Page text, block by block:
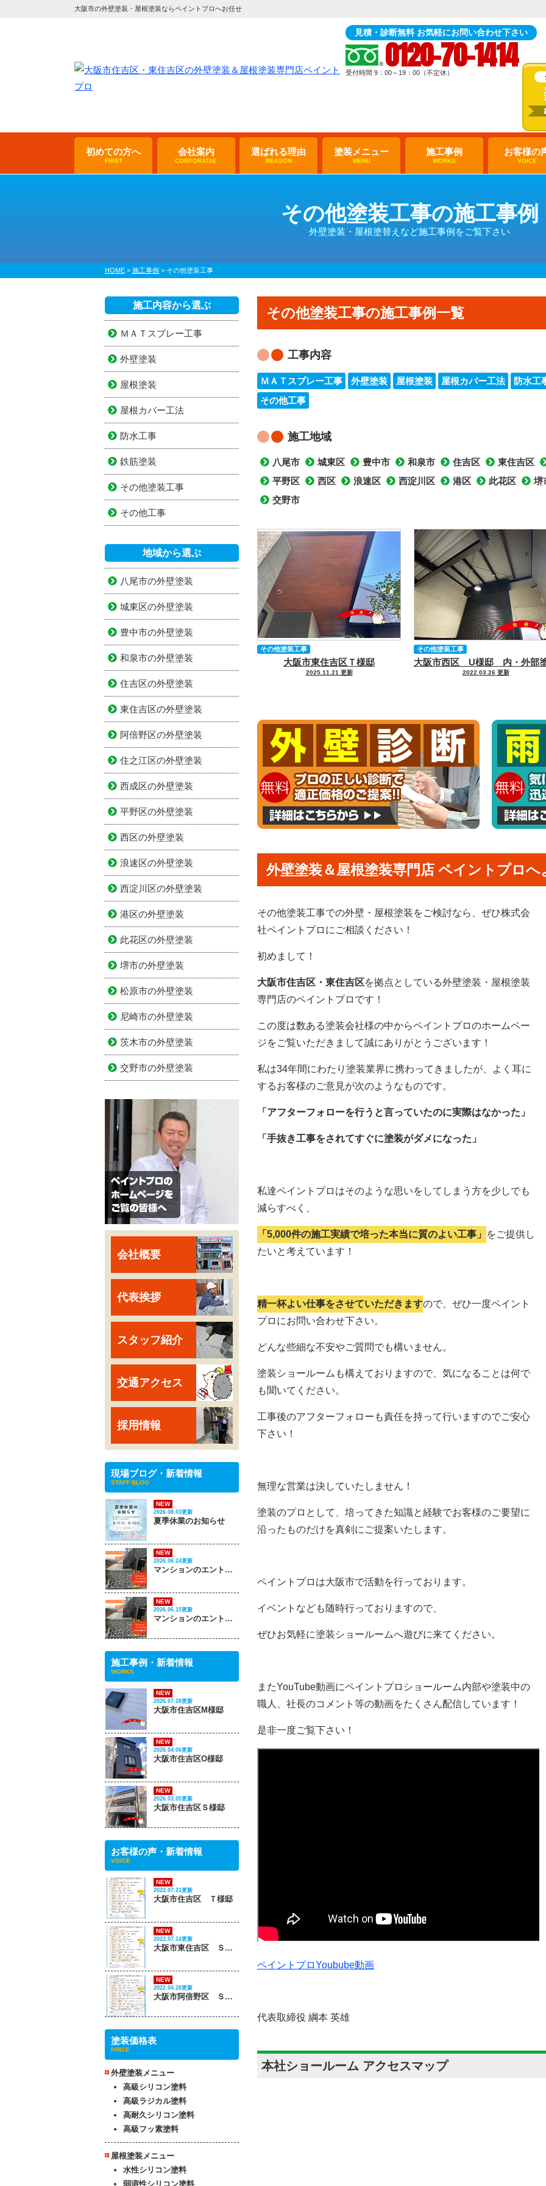
大阪市の外壁塗装・屋根塗装ならペイントプロへお任せ
見積・診断無料 お気軽にお問い合わせ下さい
0120-70-1414
受付時間 9：00～19：00（不定休）
初めての方へ
FIRST
会社案内
CORPORATAE
選ばれる理由
REASON
塗装メニュー
MENU
施工事例
WORKS
お客様の
VOICE
その他塗装工事の施工事例
外壁塗装・屋根塗替えなど施工事例をご覧下さい
HOME > 施工事例 > その他塗装工事
その他塗装工事の施工事例一覧
工事内容
ＭＡＴスプレー工事 外壁塗装 屋根塗装 屋根カバー工法
防水工
その他工事
施工地域
八尾市 城東区 豊中市 和泉市 住吉区
東住吉区
平野区
西区 浪速区 西淀川区 港区 此花区
堺
交野市
大阪市東住吉区Ｔ様邸
2025.11.21 更新
その他塗装工事
2022.03.26 更新
その他塗装工事
外壁塗装＆屋根塗装専門店 ペイントプロへ
その他塗装工事での外壁・屋根塗装をご検討なら、ぜひ株式会
社ペイントプロにご相談ください！
初めまして！
大阪市住吉区・東住吉区を拠点としている外壁塗装・屋根塗装
専門店のペイントプロです！
この度は数ある塗装会社様の中からペイントプロのホームペー
ジをご覧いただきまして誠にありがとうございます！
私は34年間にわたり塗装業界に携わってきましたが、よく耳に
するお客様のご意見が次のようなものです。
「アフターフォローを行うと言っていたのに実際はなかった」
「手抜き工事をされてすぐに塗装がダメになった」
私達ペイントプロはそのような思いをしてしまう方を少しでも
減らすべく、
「5,000件の施工実績で培った本当に質のよい工事」
をご提供し
たいと考えています！
精一杯よい仕事をさせていただきますので、ぜひ一度ペイント
プロにお問い合わせ下さい。
どんな些細な不安やご質問でも構いません。
塗装ショールームも構えておりますので、気になることは何で
も聞いてください。
工事後のアフターフォローも責任を持って行いますのでご安心
下さい！
無理な営業は決していたしません！
塗装のプロとして、培ってきた知識と経験でお客様のご要望に
沿ったものだけを真剣にご提案いたします。
ペイントプロは大阪市で活動を行っております。
イベントなども随時行っておりますので、
ぜひお気軽に塗装ショールームへ遊びに来てください。
またYouTube動画にペイントプロショールーム内部や塗装中の
職人、社長のコメント等の動画をたくさん配信しています！
是非一度ご覧下さい！
ペイントプロYoubube動画
代表取締役 綱本 英雄
本社ショールーム アクセスマップ
施工内容から選ぶ
ＭＡＴスプレー工事
外壁塗装
屋根塗装
屋根カバー工法
防水工事
鉄筋塗装
その他塗装工事
その他工事
地域から選ぶ
八尾市の外壁塗装
城東区の外壁塗装
豊中市の外壁塗装
和泉市の外壁塗装
住吉区の外壁塗装
東住吉区の外壁塗装
阿倍野区の外壁塗装
住之江区の外壁塗装
西成区の外壁塗装
平野区の外壁塗装
西区の外壁塗装
浪速区の外壁塗装
西淀川区の外壁塗装
港区の外壁塗装
此花区の外壁塗装
堺市の外壁塗装
松原市の外壁塗装
尼崎市の外壁塗装
茨木市の外壁塗装
交野市の外壁塗装
会社概要
代表挨拶
スタッフ紹介
交通アクセス
採用情報
現場ブログ・新着情報
STAFF BLOG
NEW
2026.08.03更新
夏季休業のお知らせ
NEW
2026.06.24更新
マンションのエントランスがこんなに変わる‼ PART 2
NEW
2026.06.15更新
マンションのエントランスがこんなに変わる‼ PART 1
施工事例・新着情報
WORKS
NEW
2026.07.28更新
大阪市住吉区M様邸
NEW
2026.04.06更新
大阪市住吉区O様邸
NEW
2026.03.05更新
大阪市住吉区Ｓ様邸
お客様の声・新着情報
VOICE
NEW
2022.07.21更新
大阪市住吉区 Ｔ様邸
NEW
2022.07.14更新
大阪市東住吉区 Ｓ様邸
NEW
2022.04.28更新
大阪市阿倍野区 Ｓ様邸
塗装価格表
PRICE
外壁塗装メニュー
高級シリコン塗料
高級ラジカル塗料
高耐久シリコン塗料
高級フッ素塗料
屋根塗装メニュー
水性シリコン塗料
弱溶性シリコン塗料